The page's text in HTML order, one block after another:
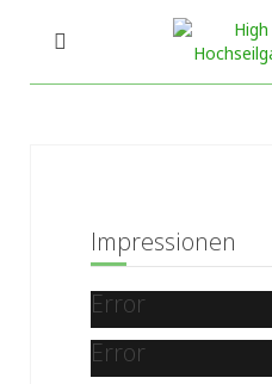
Impressionen
Error
Error